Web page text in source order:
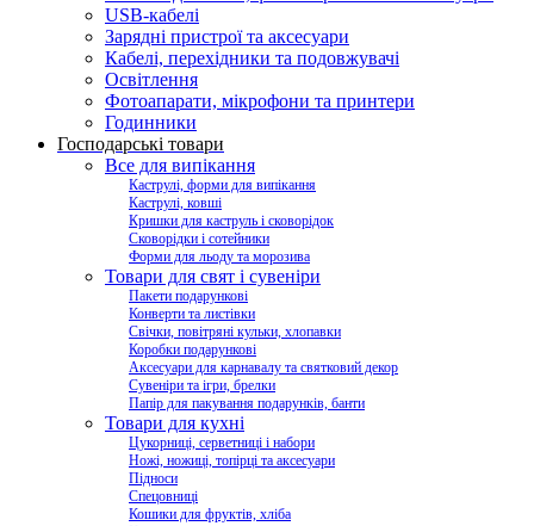
USB-кабелі
Зарядні пристрої та аксесуари
Кабелі, перехідники та подовжувачі
Освітлення
Фотоапарати, мікрофони та принтери
Годинники
Господарські товари
Все для випікання
Каструлі, форми для випікання
Каструлі, ковші
Кришки для каструль і сковорідок
Сковорідки і сотейники
Форми для льоду та морозива
Товари для свят і сувеніри
Пакети подарункові
Конверти та листівки
Свічки, повітряні кульки, хлопавки
Коробки подарункові
Аксесуари для карнавалу та святковий декор
Сувеніри та ігри, брелки
Папір для пакування подарунків, банти
Товари для кухні
Цукорниці, серветниці і набори
Ножі, ножиці, топірці та аксесуари
Підноси
Спецовниці
Кошики для фруктів, хліба